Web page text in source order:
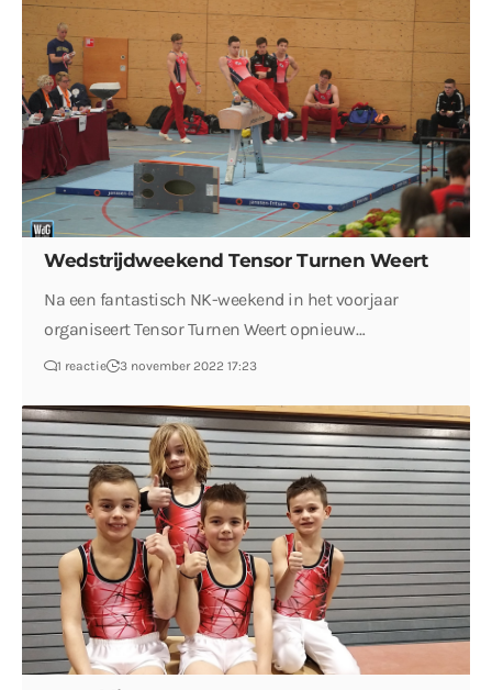
Wedstrijdweekend Tensor Turnen Weert
Na een fantastisch NK-weekend in het voorjaar
organiseert Tensor Turnen Weert opnieuw…
1 reactie 3 november 2022 17:23